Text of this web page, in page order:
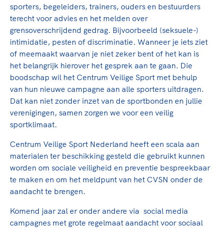
Sport verenigt. Op sportclubs, pleintjes, tijdens een
door samen te skaten of naar de sportschool te gaan.
juichen voor Sifan Hassan, Rico Verhoeven, Diede de
Nederlands Elftal. Of met trots te genieten van de
van je dochter, de halve marathon van je moeder of de
hockeywedstrijd van je buurjongen.
Lees verder
Ruimte voor sport
Clubondersteuning
Beroepskrachten
Samen voor een veilige sportomgeving
Voor welk gedrag staat de club? Wat mag wel langs de
kleedkamer, kantine en online? En wat mag vooral
gedragscode geeft hier richting aan en is dus een
onderdeel van het clubbeleid rondom gewenst en
Lees verder
De TeamNL Academie
De TeamNL Academie biedt een leer- en
de volgende functies binnen TeamNL programma's:
coaches, bestuurders, (technisch) directeuren,
toekomstig kader.
Lees verder
sporters, begeleiders, trainers, ouders en bestuurders
terecht voor advies en het melden over
grensoverschrijdend gedrag. Bijvoorbeeld (seksuele-)
intimidatie, pesten of discriminatie. Wanneer je iets ziet
of meemaakt waarvan je niet zeker bent of het kan is
het belangrijk hierover het gesprek aan te gaan. Die
boodschap wil het Centrum Veilige Sport met behulp
van hun nieuwe campagne aan alle sporters uitdragen.
Dat kan niet zonder inzet van de sportbonden en jullie
verenigingen, samen zorgen we voor een veilig
sportklimaat.
Centrum Veilige Sport Nederland heeft een scala aan
materialen ter beschikking gesteld die gebruikt kunnen
worden om sociale veiligheid en preventie bespreekbaar
te maken en om het meldpunt van het CVSN onder de
aandacht te brengen.
Komend jaar zal er onder andere via social media
campagnes met grote regelmaat aandacht voor sociaal